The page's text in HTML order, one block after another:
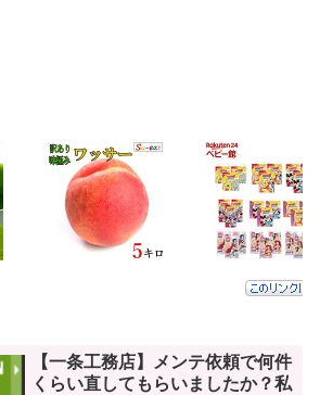
【一条工務店】メンテ依頼で何件
くらい直してもらいましたか？私